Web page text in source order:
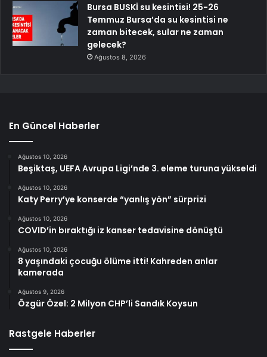
Bursa BUSKİ su kesintisi! 25-26
Temmuz Bursa’da su kesintisi ne
zaman bitecek, sular ne zaman
gelecek?
Ağustos 8, 2026
En Güncel Haberler
Ağustos 10, 2026
Beşiktaş, UEFA Avrupa Ligi’nde 3. eleme turuna yükseldi
Ağustos 10, 2026
Katy Perry’ye konserde “yanlış yön” sürprizi
Ağustos 10, 2026
COVID’in bıraktığı iz kanser tedavisine dönüştü
Ağustos 10, 2026
8 yaşındaki çocuğu ölüme itti! Kahreden anlar
kamerada
Ağustos 9, 2026
Özgür Özel: 2 Milyon CHP’li Sandık Koysun
Rastgele Haberler